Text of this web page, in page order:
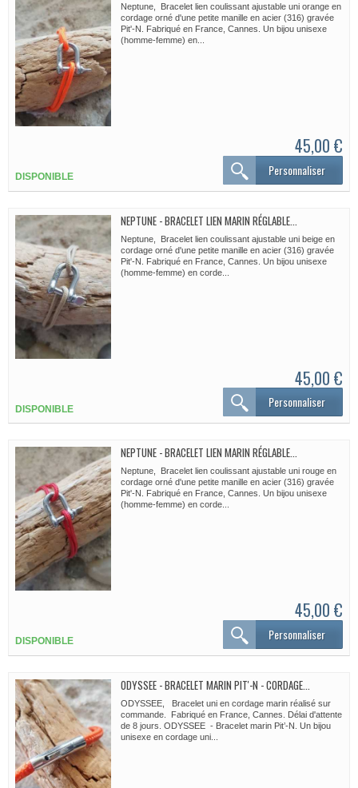
Neptune, Bracelet lien coulissant ajustable uni orange en
cordage orné d'une petite manille en acier (316) gravée
Pit'-N. Fabriqué en France, Cannes. Un bijou unisexe
(homme-femme) en...
45,00 €
DISPONIBLE Personnaliser
NEPTUNE - BRACELET LIEN MARIN RÉGLABLE...
Neptune, Bracelet lien coulissant ajustable uni beige en
cordage orné d'une petite manille en acier (316) gravée
Pit'-N. Fabriqué en France, Cannes. Un bijou unisexe
(homme-femme) en corde...
45,00 €
DISPONIBLE Personnaliser
NEPTUNE - BRACELET LIEN MARIN RÉGLABLE...
Neptune, Bracelet lien coulissant ajustable uni rouge en
cordage orné d'une petite manille en acier (316) gravée
Pit'-N. Fabriqué en France, Cannes. Un bijou unisexe
(homme-femme) en corde...
45,00 €
DISPONIBLE Personnaliser
ODYSSEE - BRACELET MARIN PIT'-N - CORDAGE...
ODYSSEE, Bracelet uni en cordage marin réalisé sur
commande. Fabriqué en France, Cannes. Délai d'attente
de 8 jours. ODYSSEE - Bracelet marin Pit’-N. Un bijou
unisexe en cordage uni...